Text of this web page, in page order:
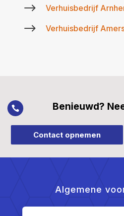
$ Verhuisbedrijf
$ Verhuisbedrijf
 Benieuwd?
Contact opnemen
Algemene